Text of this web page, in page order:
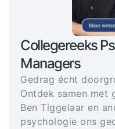
Collegereeks
Managers
Gedrag écht
Ontdek samen met
Ben Tiggelaar en
psychologie ons